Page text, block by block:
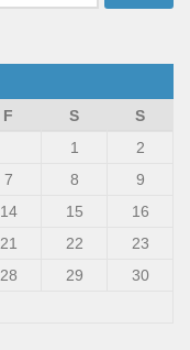
F S
S
1
2
7 8
9
14 15
16
21 22
23
28 29
30